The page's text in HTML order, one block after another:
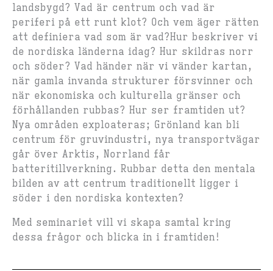
landsbygd? Vad är centrum och vad är
periferi på ett runt klot? Och vem äger rätten
att definiera vad som är vad?Hur beskriver vi
de nordiska länderna idag? Hur skildras norr
och söder? Vad händer när vi vänder kartan,
när gamla invanda strukturer försvinner och
när ekonomiska och kulturella gränser och
förhållanden rubbas? Hur ser framtiden ut?
Nya områden exploateras; Grönland kan bli
centrum för gruvindustri, nya transportvägar
går över Arktis, Norrland får
batteritillverkning. Rubbar detta den mentala
bilden av att centrum traditionellt ligger i
söder i den nordiska kontexten?
Med seminariet vill vi skapa samtal kring
dessa frågor och blicka in i framtiden!